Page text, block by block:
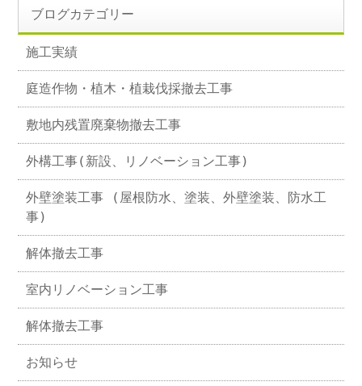
ブログカテゴリー
施工実績
庭造作物・植木・植栽伐採撤去工事
敷地内残置廃棄物撤去工事
外構工事(新設、リノベーション工事)
外壁塗装工事 (屋根防水、塗装、外壁塗装、防水工
事)
解体撤去工事
室内リノベーション工事
解体撤去工事
お知らせ